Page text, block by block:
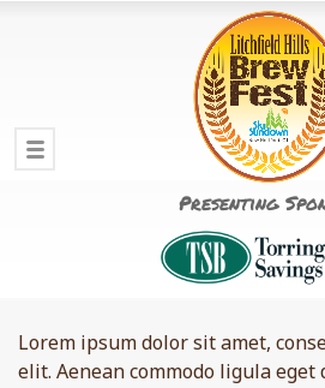
Presenting
Lorem ipsum dolor sit amet,
elit. Aenean commodo ligula eget